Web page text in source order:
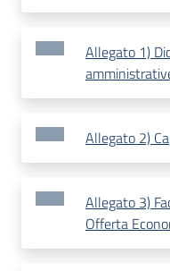
Allegato 1)
Allegato 2)
Allegato 3)
Offerta